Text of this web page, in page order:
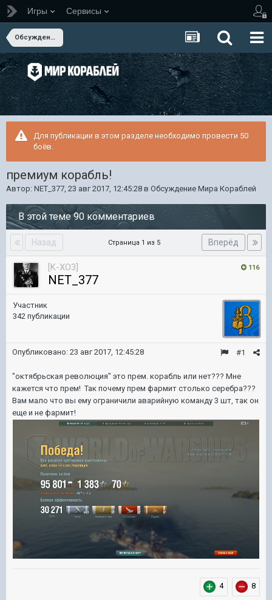
Игры Сервисы
Обсуждение Мира Кораблей
Для публикации в этом разделе необходимо провести 50
боёв.
премиум корабль!
Автор: NET_377, 23 авг 2017, 12:45:28 в Обсуждение Мира Кораблей
В этой теме 90 комментариев
Назад Вперёд
Страница 1 из 5
116
[K-XO3]
NET_377
Участник
342 публикации
#1
Опубликовано: 23 авг 2017, 12:45:28
"октябрьская революция" это прем. корабль или нет??? Мне
кажется что прем! Так почему прем фармит столько серебра???
Вам мало что вы ему ограничили аварийную команду 3 шт, так он
еще и не фармит!
4 8